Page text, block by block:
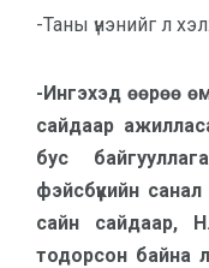
-Таны үнэнийг л
-Ингэхэд өөрөө
сайдаар
бус
фэйсбүүкийн
сайн сайдаар,
тодорсон байна